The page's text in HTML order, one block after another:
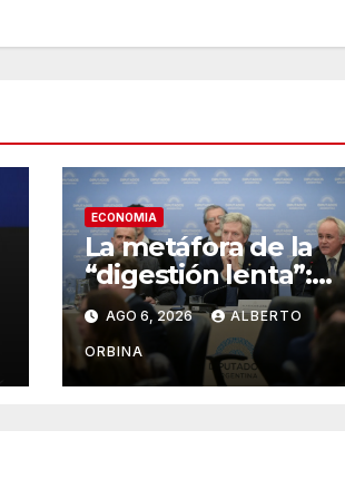
ECONOMIA
La metáfora de la
“digestión lenta”:
por qué el Banco
Central no va a
rescatar a los
morosos ni a los
AGO 6, 2026 ALBERTO
ORBINA